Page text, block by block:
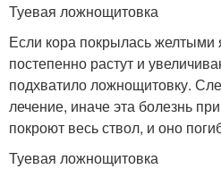
Туевая ложнощитовка
Если кора покрылась желтыми
постепенно растут и
подхватило ложнощитовку.
лечение, иначе эта болезнь
покроют весь ствол, и оно
Туевая ложнощитовка